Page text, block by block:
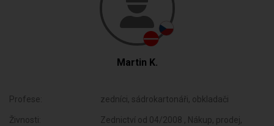
Martin K.
Profese: zedníci, sádrokartonáři, obkladači
Živnosti:
Zednictví od 04/2008 , Nákup, prodej,